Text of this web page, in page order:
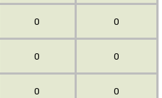
0 0
0 0
0 0